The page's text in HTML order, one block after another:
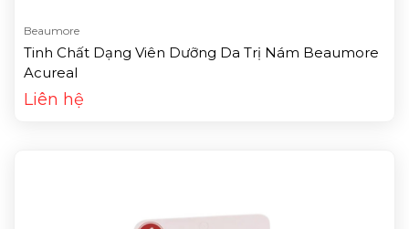
Beaumore
Tinh Chất Dạng Viên Dưỡng Da Trị Nám Beaumore
Acureal
Liên hệ